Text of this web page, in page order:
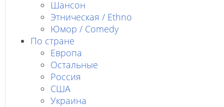
Шансон
Этническая / Ethno
Юмор / Comedy
По стране
Европа
Остальные
Россия
США
Украина